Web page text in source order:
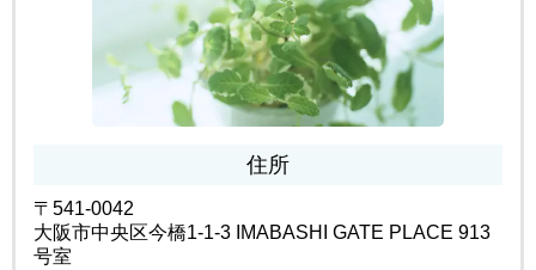
住所
〒541-0042
大阪市中央区今橋1-1-3 IMABASHI GATE PLACE 913
号室